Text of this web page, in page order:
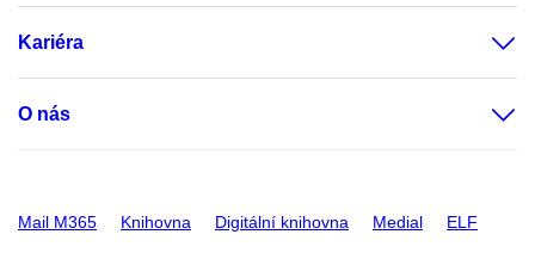
Kariéra
O nás
Mail M365 Knihovna Digitální knihovna Medial ELF